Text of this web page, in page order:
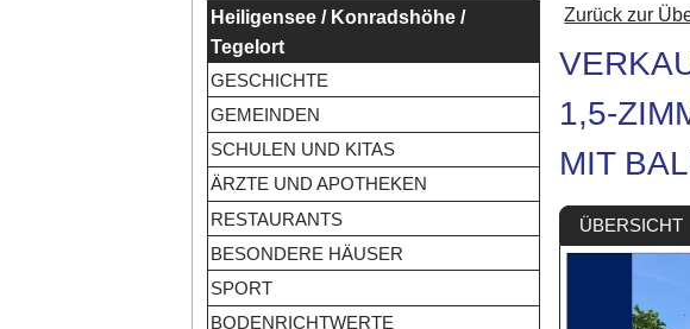
Heiligensee / Konradshöhe /
Tegelort
GESCHICHTE
GEMEINDEN
SCHULEN UND KITAS
ÄRZTE UND APOTHEKEN
RESTAURANTS
BESONDERE HÄUSER
SPORT
BODENRICHTWERTE
Zurück zur
1,5-
MIT
ÜBERSICHT